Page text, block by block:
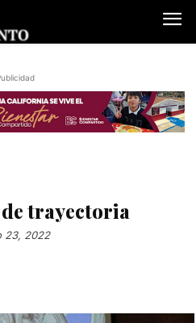
trayectoria
23, 2022